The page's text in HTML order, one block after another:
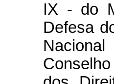
IX - do
Defesa